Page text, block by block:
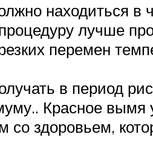
находиться в
лучше
перемен
в период
Красное вымя
здоровьем,